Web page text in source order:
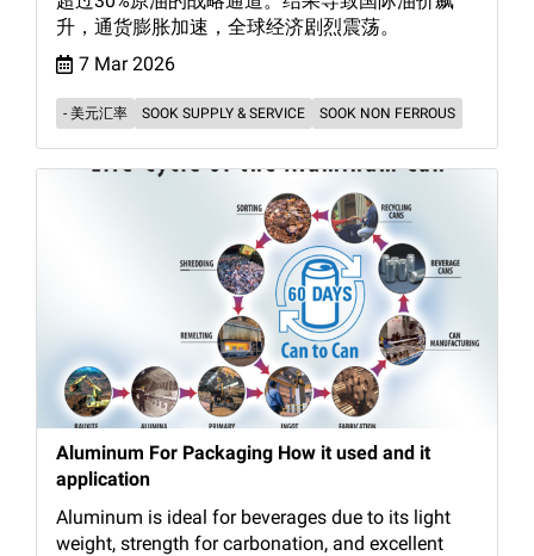
升，通货膨胀加速，全球经济剧烈震荡。
7 Mar 2026
- 美元汇率 SOOK SUPPLY & SERVICE SOOK NON FERROUS
Aluminum For Packaging How it used and it
application
Aluminum is ideal for beverages due to its light
weight, strength for carbonation, and excellent